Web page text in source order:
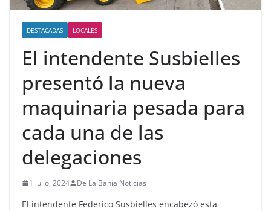
DESTACADAS LOCALES
El intendente Susbielles
presentó la nueva
maquinaria pesada para
cada una de las
delegaciones
1 julio, 2024 De La Bahía Noticias
El intendente Federico Susbielles encabezó esta